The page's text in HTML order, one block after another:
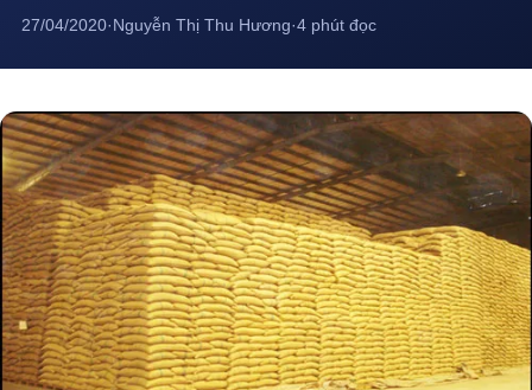
27/04/2020·Nguyễn Thị Thu Hương·4 phút đọc